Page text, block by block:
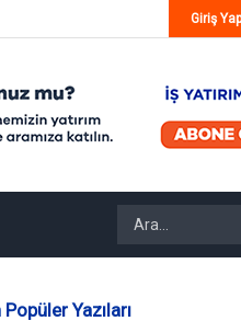
Giriş Yap
Yazıları